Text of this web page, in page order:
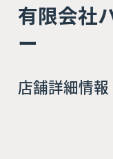
有限会社
ー
店舗詳細情報